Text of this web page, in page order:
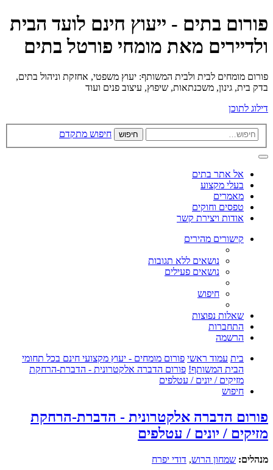
פורום בתים - ייעוץ חינם לועד הבית
ולדיירים מאת מומחי פורטל בתים
פורום מומחים לבית ולבית המשותף: יעוץ משפטי, אחזקת וניהול בתים,
בדק בית, גינון, משכנתאות, שיפוץ, עיצוב פנים ועוד
דילוג לתוכן
חיפוש חיפוש מתקדם
אל אתר בתים
בעלי מקצוע
מאמרים
טפסים וחוקים
אודות ויצירת קשר
קישורים מהירים
נושאים ללא תגובות
נושאים פעילים
חיפוש
שאלות נפוצות
התחברות
הרשמה
בית עמוד ראשי פורום מומחים - יעוץ מקצועי חינם בכל תחומי
הבית המשותף! פורום הדברה אלקטרונית - הדברת-הרחקת
מזיקים / יונים / עטלפים
חיפוש
פורום הדברה אלקטרונית - הדברת-הרחקת
מזיקים / יונים / עטלפים
מנהלים: שמחון הרוש, דודי יפרח